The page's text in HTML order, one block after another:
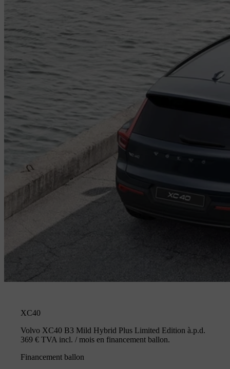
XC40
Volvo XC40 B3 Mild Hybrid Plus Limited Edition à.p.d.
369 € TVA incl. / mois en financement ballon.
Financement ballon